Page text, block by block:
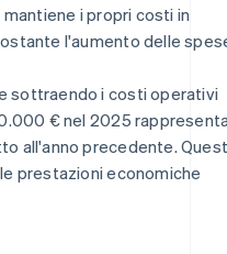
i propri costi in
l'aumento delle
sottraendo i costi operativi
€ nel 2025
all'anno precedente.
prestazioni economiche